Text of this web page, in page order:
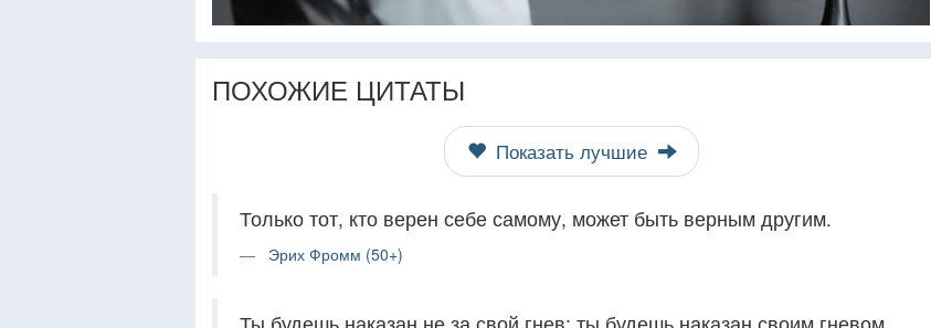
ПОХОЖИЕ ЦИТАТЫ
Показать лучшие
Только тот, кто верен себе самому, может быть верным другим.
Эрих Фромм (50+)